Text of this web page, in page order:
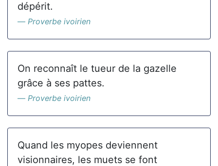
dépérit.
Proverbe ivoirien
On reconnaît le tueur de la gazelle
grâce à ses pattes.
Proverbe ivoirien
Quand les myopes deviennent
visionnaires, les muets se font